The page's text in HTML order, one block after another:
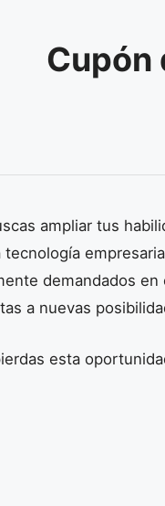
Cupón
ampliar tus
tecnología
demandados
a nuevas
esta